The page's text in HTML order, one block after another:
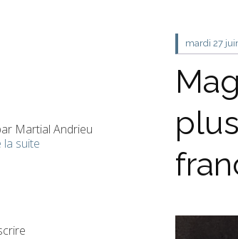
Martial Andrieu
la suite
mardi 27